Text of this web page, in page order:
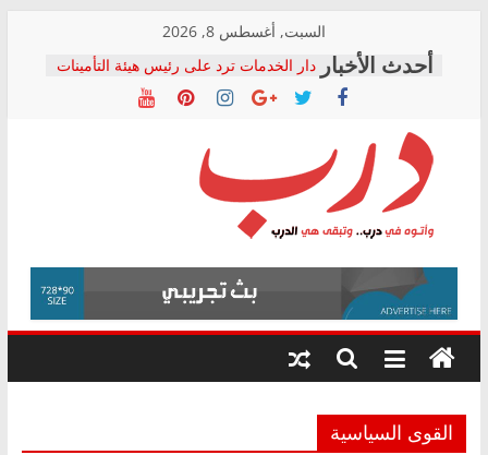
content
السبت, أغسطس 8, 2026
دار الخدمات ترد على رئيس هيئة التأمينات
بعد مؤتمره الصحفي: إنكار الأزمة لا ينهي
معاناة أصحاب المعاشات.. ونطالب بكشف
فرحات سليمان يكتب: القطاع الصحي إلى
أين؟
حزب التحالف الشعبي يطلق لجنة “الحق
في الصحة” بالإسكندرية لرصد الانتهاكات
ودعم المرضى
الوزاري لمدينة الصحفيين.. وانتهاء أعمال
إنشاء المبنى الإداري
المجلس القومي لحقوق الإنسان يعلن
متابعة قضية الدكتور محمد زهران.. ويؤكد:
قرينة البراءة وضمانات المحاكمة العادلة
درب
وأتوه
درب..
وتبقى
هي
القوى السياسية